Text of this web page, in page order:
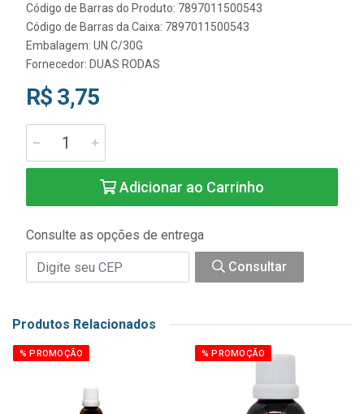
Código de Barras do Produto: 7897011500543
Código de Barras da Caixa: 7897011500543
Embalagem: UN C/30G
Fornecedor: DUAS RODAS
R$ 3,75
Adicionar ao Carrinho
Consulte as opções de entrega
Consultar
Produtos Relacionados
% PROMOÇÃO % PROMOÇÃO